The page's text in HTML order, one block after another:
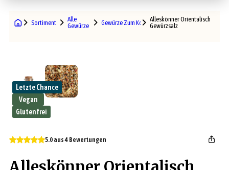
Sortiment
Alle
Gewürze
Gewürze Zum KochenAlleskönner Orientalisch
Gewürzsalz
Letzte Chance
Vegan
Glutenfrei
5.0 aus 4 Bewertungen